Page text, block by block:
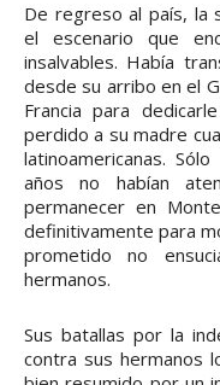
De regreso al país, la
el escenario que
insalvables. Había
desde su arribo en el
Francia para
perdido a su madre
latinoamericanas.
años no habían
permanecer en
definitivamente para
prometido no
hermanos.
Sus batallas por la
contra sus hermanos